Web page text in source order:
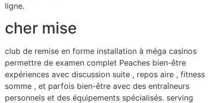
ligne.
cher mise
club de remise en forme installation à méga casinos
permettre de examen complet Peaches bien-être
expériences avec discussion suite , repos aire , fitness
somme , et parfois bien-être avec des entraîneurs
personnels et des équipements spécialisés. serving